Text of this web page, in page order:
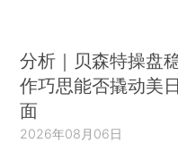
分析｜贝森特操盘
作巧思能否撬动美
面
2026年08月06日